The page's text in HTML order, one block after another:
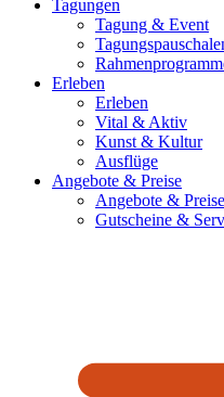
Tagungen
Tagung & Event
Erleben
Erleben
Vital & Aktiv
Kunst & Kultur
Ausflüge
Angebote & Preise
Angebote & Preise
Gutscheine &